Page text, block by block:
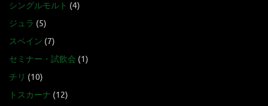
シングルモルト (4)
ジュラ (5)
スペイン (7)
セミナー・試飲会 (1)
チリ (10)
トスカーナ (12)